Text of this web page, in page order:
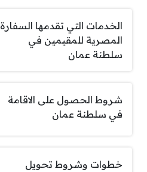
الخدمات التي تقدمها السفارة
المصرية للمقيمين في
سلطنة عمان
شروط الحصول على الاقامة
في سلطنة عمان
خطوات وشروط تحويل